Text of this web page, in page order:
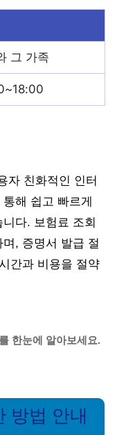
그 가족
자 친화적인 인터
해 쉽고 빠르게
다. 보험료 조회
, 증명서 발급 절
간과 비용을 절약
한눈에 알아보세요.
방법 안내